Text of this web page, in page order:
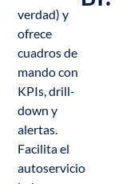
verdad) y
ofrece
cuadros de
mando con
KPIs, drill-
down y
alertas.
Facilita el
autoservicio